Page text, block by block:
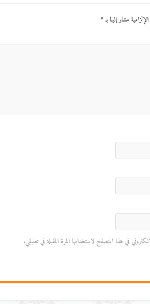
مشار إليها بـ*
في هذا المتصفح لاستخدامها المرة المقبلة في تعليقي.